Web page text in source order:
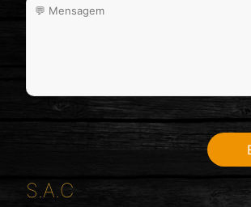
S.A.C